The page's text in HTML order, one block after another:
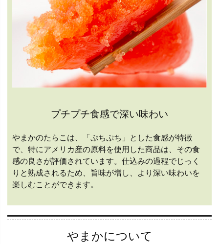
プチプチ食感で深い味わい
やまかのたらこは、「ぷちぷち」とした食感が特徴
で、特にアメリカ産の原料を使用した商品は、その食
感の良さが評価されています。仕込みの過程でじっく
りと熟成されるため、旨味が増し、より深い味わいを
楽しむことができます。
やまかについて